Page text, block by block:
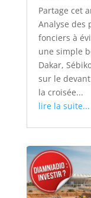
Partage cet
Analyse des
fonciers à
une simple
Dakar,
sur le
la croisée...
lire la suite...